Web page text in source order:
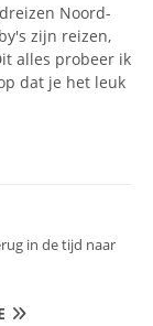
Noord-
zijn reizen,
alles probeer ik
dat je het leuk
in de tijd naar